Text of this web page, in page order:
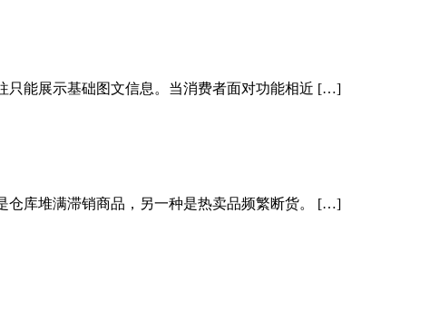
只能展示基础图文信息。当消费者面对功能相近 […]
仓库堆满滞销商品，另一种是热卖品频繁断货。 […]